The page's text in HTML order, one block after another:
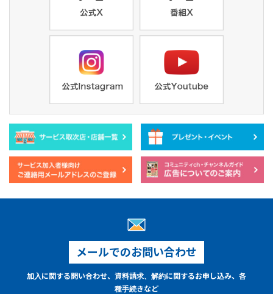
メールでのお問い合わせ
加入に関する問い合わせ、資料請求、解約に関するお申し込み、各
種手続きなど